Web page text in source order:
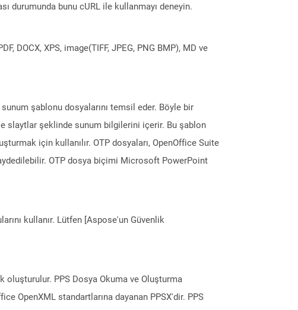
durumunda bunu cURL ile kullanmayı deneyin.
DOCX, XPS, image(TIFF, JPEG, PNG BMP), MD ve
şablonu dosyalarını temsil eder. Böyle bir
slaytlar şeklinde sunum bilgilerini içerir. Bu şablon
için kullanılır. OTP dosyaları, OpenOffice Suite
OTP dosya biçimi Microsoft PowerPoint
kullanır. Lütfen [Aspose'un Güvenlik
PPS Dosya Okuma ve Oluşturma
OpenXML standartlarına dayanan PPSX'dir. PPS